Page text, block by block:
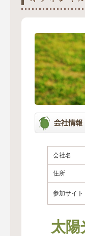
会社名
住所
参加サイト
太陽